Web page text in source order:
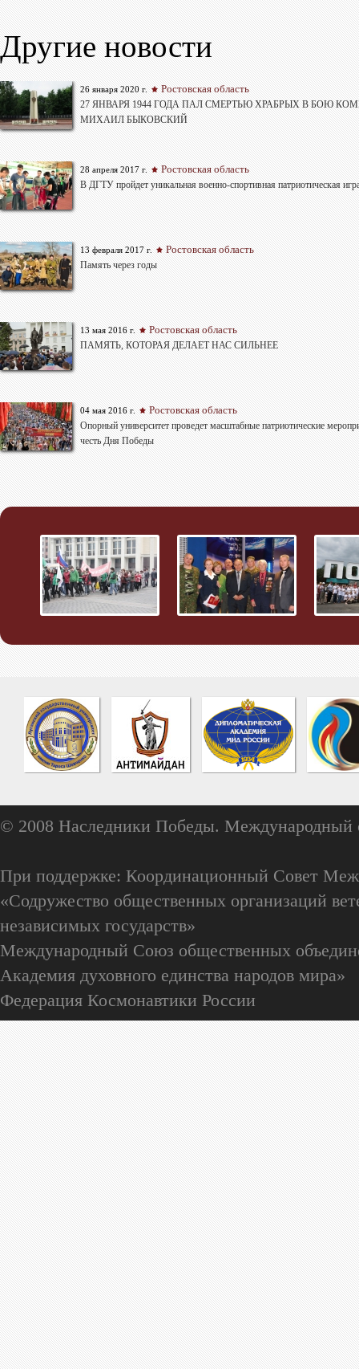
Другие новости
26 января 2020 г. Ростовская область
27 ЯНВАРЯ 1944 ГОДА ПАЛ СМЕРТЬЮ ХРАБРЫХ В БОЮ
МИХАИЛ БЫКОВСКИЙ
28 апреля 2017 г. Ростовская область
В ДГТУ пройдет уникальная военно-спортивная патриотическая
13 февраля 2017 г. Ростовская область
Память через годы
13 мая 2016 г. Ростовская область
ПАМЯТЬ, КОТОРАЯ ДЕЛАЕТ НАС СИЛЬНЕЕ
04 мая 2016 г. Ростовская область
Опорный университет проведет масштабные патриотические
честь Дня Победы
© 2008 Наследники Победы. Международный
При поддержке: Координационный Совет
«Содружество общественных организаций
независимых государств»
Международный Союз общественных
Академия духовного единства народов мира»
Федерация Космонавтики России